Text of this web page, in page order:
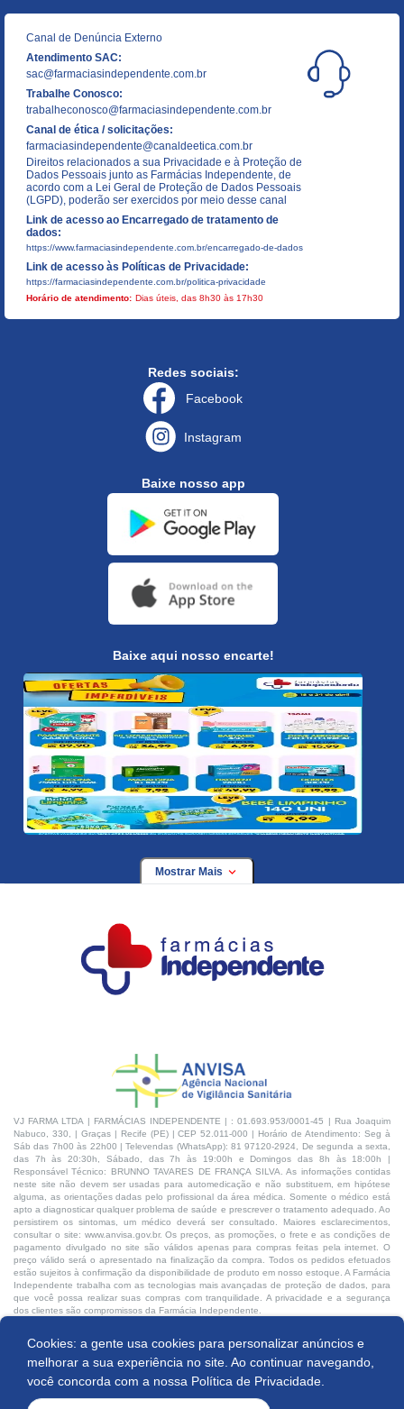
Cookies: a gente usa cookies para personalizar anúncios e
melhorar a sua experiência no site. Ao continuar navegando,
você concorda com a nossa Política de Privacidade.
Canal de Denúncia Externo
Atendimento SAC:
sac@farmaciasindependente.com.br
Trabalhe Conosco:
trabalheconosco@farmaciasindependente.com.br
Canal de ética / solicitações:
farmaciasindependente@canaldeetica.com.br
Direitos relacionados a sua Privacidade e à Proteção de
Dados Pessoais junto as Farmácias Independente, de
acordo com a Lei Geral de Proteção de Dados Pessoais
(LGPD), poderão ser exercidos por meio desse canal
Link de acesso ao Encarregado de tratamento de
dados:
https://www.farmaciasindependente.com.br/encarregado-de-dados
Link de acesso às Políticas de Privacidade:
https://farmaciasindependente.com.br/politica-privacidade
Horário de atendimento: Dias úteis, das 8h30 às 17h30
Redes sociais:
Facebook
Instagram
Baixe nosso app
Baixe aqui nosso encarte!
Mostrar Mais
VJ FARMA LTDA | FARMÁCIAS INDEPENDENTE | : 01.693.953/0001-45 | Rua Joaquim
Nabuco, 330, | Graças | Recife (PE) | CEP 52.011-000 | Horário de Atendimento: Seg à
Sáb das 7h00 às 22h00 | Televendas (WhatsApp): 81 97120-2924, De segunda a sexta,
das 7h às 20:30h, Sábado, das 7h às 19:00h e Domingos das 8h às 18:00h |
Responsável Técnico: BRUNNO TAVARES DE FRANÇA SILVA. As informações contidas
neste site não devem ser usadas para automedicação e não substituem, em hipótese
alguma, as orientações dadas pelo profissional da área médica. Somente o médico está
apto a diagnosticar qualquer problema de saúde e prescrever o tratamento adequado. Ao
persistirem os sintomas, um médico deverá ser consultado. Maiores esclarecimentos,
consultar o site: www.anvisa.gov.br. Os preços, as promoções, o frete e as condições de
pagamento divulgado no site são válidos apenas para compras feitas pela internet. O
preço válido será o apresentado na finalização da compra. Todos os pedidos efetuados
estão sujeitos à confirmação da disponibilidade de produto em nosso estoque. A Farmácia
Independente trabalha com as tecnologias mais avançadas de proteção de dados, para
que você possa realizar suas compras com tranquilidade. A privacidade e a segurança
dos clientes são compromissos da Farmácia Independente.
Desenvolvido por: